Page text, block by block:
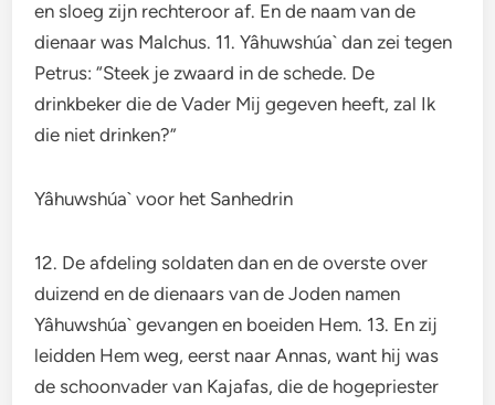
en sloeg zijn rechteroor af. En de naam van de
dienaar was Malchus. 11. Yâhuwshúa` dan zei tegen
Petrus: “Steek je zwaard in de schede. De
drinkbeker die de Vader Mij gegeven heeft, zal Ik
die niet drinken?”
Yâhuwshúa` voor het Sanhedrin
12. De afdeling soldaten dan en de overste over
duizend en de dienaars van de Joden namen
Yâhuwshúa` gevangen en boeiden Hem. 13. En zij
leidden Hem weg, eerst naar Annas, want hij was
de schoonvader van Kajafas, die de hogepriester